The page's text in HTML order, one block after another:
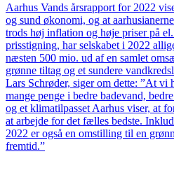
Aarhus Vands årsrapport for 2022
og sund økonomi, og at
trods høj inflation og høje priser på
prisstigning, har selskabet i 2022
næsten 500 mio. ud af en samlet
grønne tiltag og et sundere
Lars Schrøder, siger om dette: ”At vi
mange penge i bedre badevand,
og et klimatilpasset Aarhus viser, at
at arbejde for det fælles bedste.
2022 er også en omstilling til en
fremtid.”